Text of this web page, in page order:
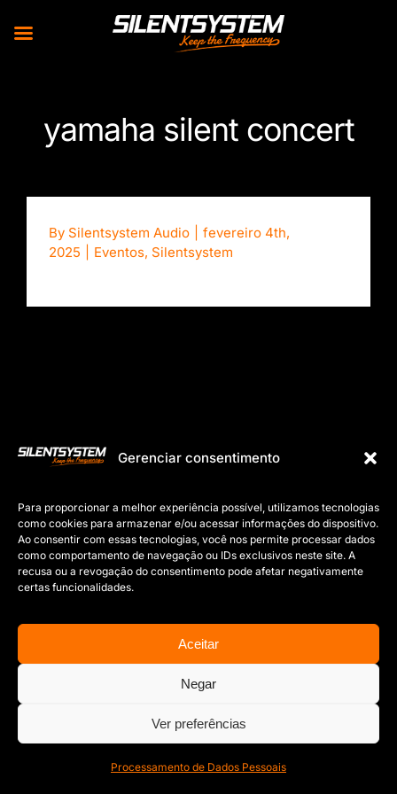
Gerenciar consentimento
Para proporcionar a melhor experiência possível, utilizamos tecnologias
como cookies para armazenar e/ou acessar informações do dispositivo.
Ao consentir com essas tecnologias, você nos permite processar dados
como comportamento de navegação ou IDs exclusivos neste site. A
recusa ou a revogação do consentimento pode afetar negativamente
certas funcionalidades.
Aceitar
Negar
Ver preferências
Processamento de Dados Pessoais
contentyamaha silent concert
By Silentsystem Audio
fevereiro 4th,
2025
Eventos, Silentsystem